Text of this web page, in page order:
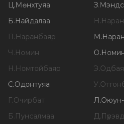
Ц.Мөнхтуяа З.
Б.Найдалаа Н.
П.Наранбаяр М.
Ч.Номин О.
Н.Номтойбаяр Э.
С.Одонтуяа У.
Г.Очирбат Л.
Б.Пунсалмаа Д.